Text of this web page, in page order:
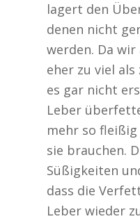
lagert den
denen nicht
werden. Da
eher zu viel
es gar nicht
Leber
mehr so
sie brauchen.
Süßigkeiten
dass die
Leber wieder